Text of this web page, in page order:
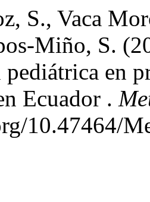
S., Vaca
Miño, S.
en
Ecuador .
10.47464/